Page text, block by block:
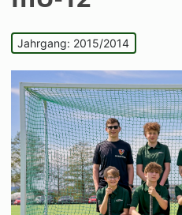
Jahrgang: 2015/2014